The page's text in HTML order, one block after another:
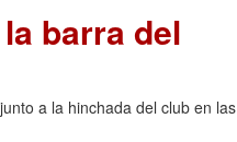
barra del
a la hinchada del club en las